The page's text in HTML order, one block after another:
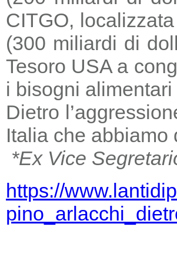
CITGO,
(300 miliardi di
Tesoro USA a
i bisogni
Dietro
Italia che
*Ex Vice
https://